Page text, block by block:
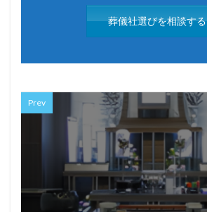
葬儀社選びを相談する
Prev